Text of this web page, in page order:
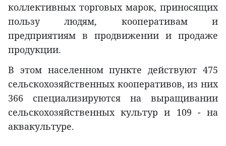
коллективных торговых марок, приносящих
пользу людям, кооперативам и
предприятиям в продвижении и продаже
продукции.
В этом населенном пункте действуют 475
сельскохозяйственных кооперативов, из них
366 специализируются на выращивании
сельскохозяйственных культур и 109 - на
аквакультуре.